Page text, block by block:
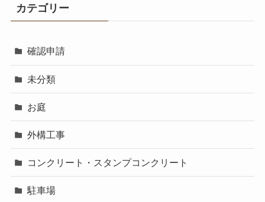
カテゴリー
確認申請
未分類
お庭
外構工事
コンクリート・スタンプコンクリート
駐車場